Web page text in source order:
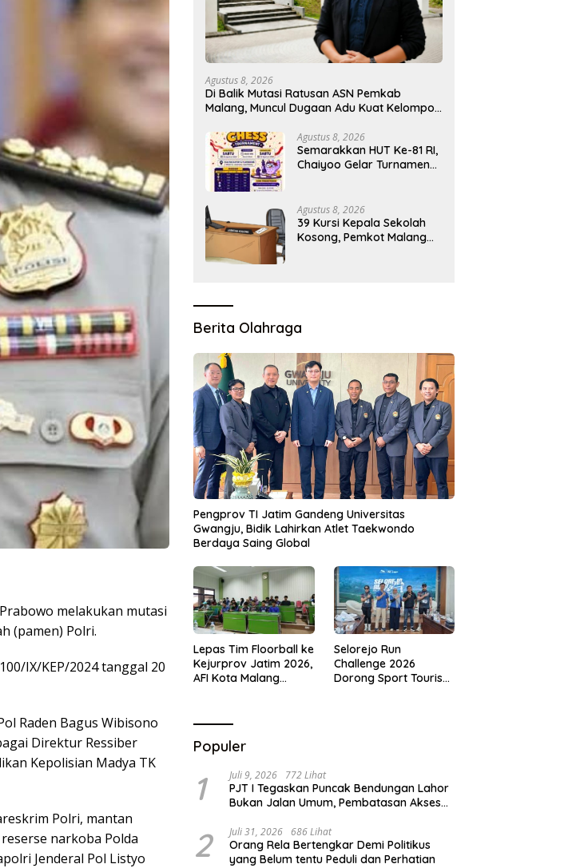
melakukan mutasi
(pamen) Polri.
IX/KEP/2024 tanggal 20
Raden Bagus Wibisono
Direktur Ressiber
Kepolisian Madya TK
Polri, mantan
narkoba Polda
Jenderal Pol Listyo
Agustus 8, 2026
Di Balik Mutasi Ratusan ASN Pemkab
Malang, Muncul Dugaan Adu Kuat Kelompok
Agustus 8, 2026
Semarakkan HUT Ke-81 RI,
Chaiyoo Gelar Turnamen
Agustus 8, 2026
39 Kursi Kepala Sekolah
Kosong, Pemkot Malang
Berita Olahraga
Pengprov TI Jatim Gandeng Universitas
Gwangju, Bidik Lahirkan Atlet Taekwondo
Berdaya Saing Global
Lepas Tim Floorball ke
Kejurprov Jatim 2026,
AFI Kota Malang
Selorejo Run
Challenge 2026
Dorong Sport Tourism
Populer
1 Juli 9, 2026 772 Lihat
PJT I Tegaskan Puncak Bendungan Lahor
Bukan Jalan Umum, Pembatasan Akses
2 Juli 31, 2026 686 Lihat
Orang Rela Bertengkar Demi Politikus
yang Belum tentu Peduli dan Perhatian